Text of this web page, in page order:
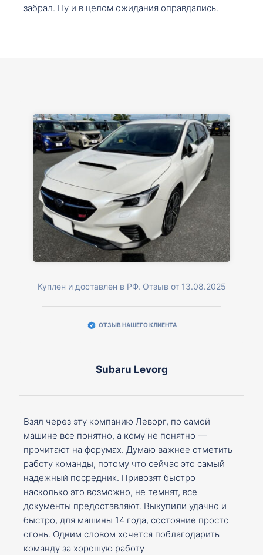
забрал. Ну и в целом ожидания оправдались.
Куплен и доставлен в РФ. Отзыв от 13.08.2025
ОТЗЫВ НАШЕГО КЛИЕНТА
Subaru Levorg
Взял через эту компанию Леворг, по самой
машине все понятно, а кому не понятно —
прочитают на форумах. Думаю важнее отметить
работу команды, потому что сейчас это самый
надежный посредник. Привозят быстро
насколько это возможно, не темнят, все
документы предоставляют. Выкупили удачно и
быстро, для машины 14 года, состояние просто
огонь. Одним словом хочется поблагодарить
команду за хорошую работу